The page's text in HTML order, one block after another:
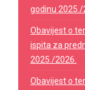
godinu 2025./
Obavijest o
ispita za
2025./2026.
Obavijest o